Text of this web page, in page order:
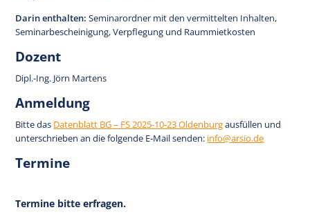
Darin enthalten: Seminarordner mit den vermittelten Inhalten,
Seminarbescheinigung, Verpflegung und Raummietkosten
Dozent
Dipl.-Ing. Jörn Martens
Anmeldung
Bitte das Datenblatt BG – FS 2025-10-23 Oldenburgausfüllen und
unterschrieben an die folgende E-Mail senden: info@arsio.de
Termine
Termine bitte erfragen.